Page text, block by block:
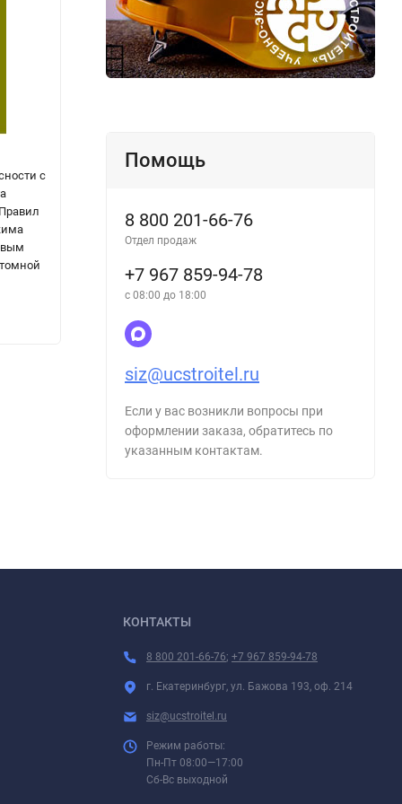
с
Помощь
8 800 201-66-76
Отдел продаж
+7 967 859-94-78
с 08:00 до 18:00
siz@ucstroitel.ru
Если у вас возникли вопросы при
оформлении заказа, обратитесь по
указанным контактам.
КОНТАКТЫ
8 800 201-66-76; +7 967 859-94-78
г. Екатеринбург, ул. Бажова 193, оф. 214
siz@ucstroitel.ru
Режим работы:
Пн-Пт 08:00—17:00
Сб-Вс выходной